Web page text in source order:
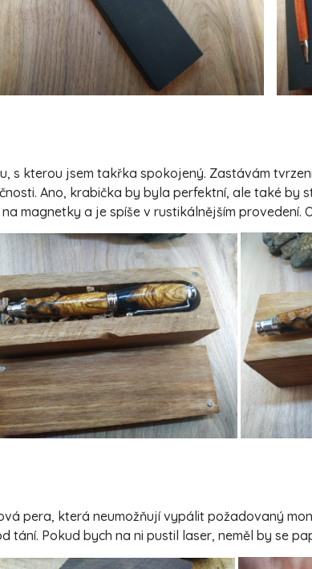
s kterou jsem takřka spokojený. Zastávám
Ano, krabička by byla perfektní, ale také
magnetky a je spíše v rustikálnějším provedení.
pera, která neumožňují vypálit požadovaný
tání. Pokud bych na ni pustil laser, neměl by se